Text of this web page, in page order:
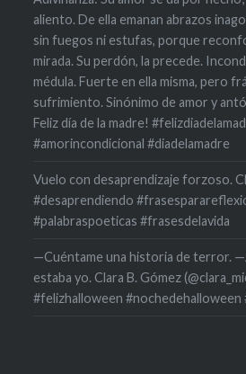
aliento. De ella emanan abrazos
sin fuegos ni estufas, porque
mirada. Su perdón, la precede.
médula. Fuerte en ella misma, pero
sufrimiento. Sinónimo de amor y
Feliz día de la madre!
#amorincondicional #diadelamadre
Vuelo con desaprendizaje forzoso.
#desaprendiendo
#palabraspoeticas #frasesdelavida
—Cuéntame una historia de terror.
estaba yo. Clara B. Gómez
#felizhalloween